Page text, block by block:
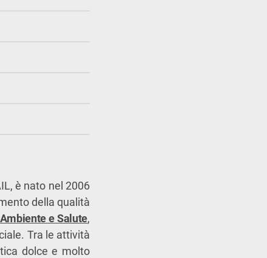
è nato nel 2006
della qualità
Ambiente e Salute,
Tra le attività
dolce e molto